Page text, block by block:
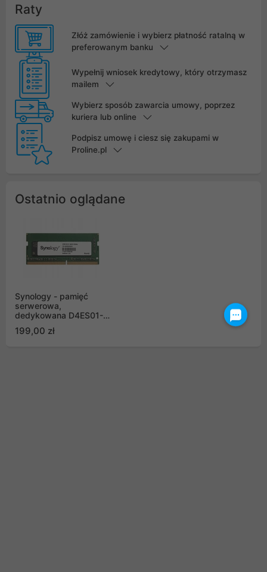
Raty
Złóż zamówienie i wybierz płatność ratalną w
preferowanym banku
Wypełnij wniosek kredytowy, który otrzymasz
mailem
Wybierz sposób zawarcia umowy, poprzez
kuriera lub online
Podpisz umowę i ciesz się zakupami w
Proline.pl
Ostatnio oglądane
Synology - pamięć
serwerowa,
dedykowana D4ES01-
Unbuffered SODIMM
199,00 zł